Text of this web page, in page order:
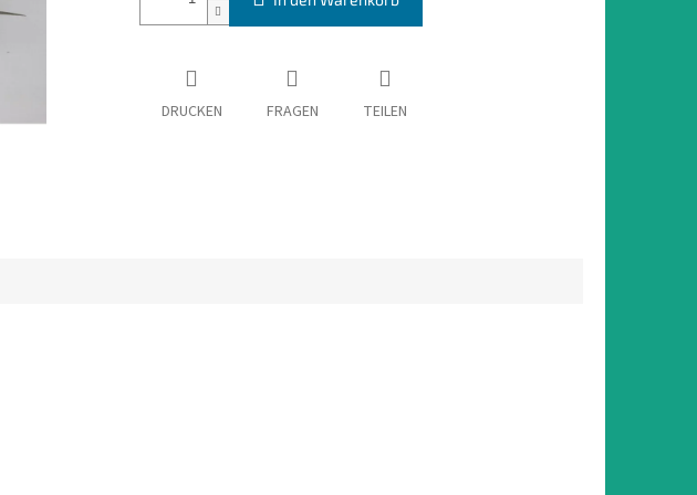
DRUCKEN FRAGEN TEILEN